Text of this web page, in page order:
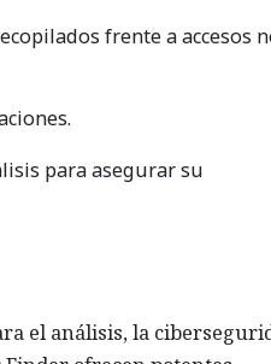
frente a accesos
para asegurar su
el análisis, la